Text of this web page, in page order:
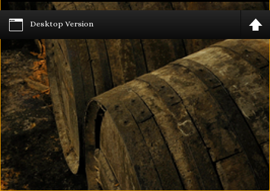
Desktop Version